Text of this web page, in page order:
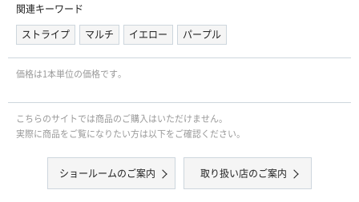
関連キーワード
ストライプ
マルチ イエロー パープル
価格は1本単位の価格です｡
こちらのサイトでは商品のご購入はいただけません。
実際に商品をご覧になりたい方は以下をご確認ください。
ショールームのご案内 取り扱い店のご案内